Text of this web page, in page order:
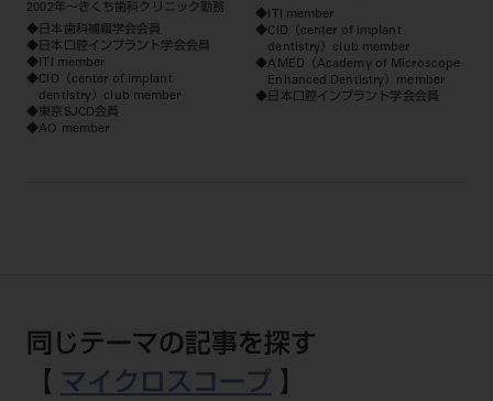
2002年～きくち歯科クリニック勤務
◆日本歯科補綴学会会員
◆日本口腔インプラント学会会員
◆ITI member
◆CID（center of implant
dentistry）club member
◆東京SJCD会員
◆AO member
◆ITI member
◆CID（center of implant
dentistry）club member
◆AMED（Academy of Microscope
Enhanced Dentistry）member
◆日本口腔インプラント学会会員
同じテーマの記事を探す
【 マイクロスコープ 】